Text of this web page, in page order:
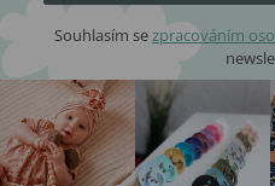
Souhlasím sezpracováním